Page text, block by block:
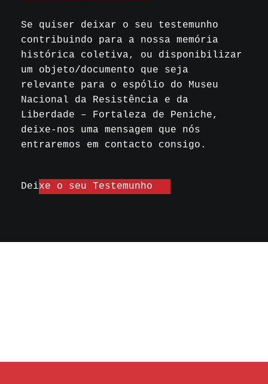
Se quiser deixar o seu testemunho
contribuindo para a nossa memória
histórica coletiva, ou disponibilizar
um objeto/documento que seja
relevante para o espólio do Museu
Nacional da Resistência e da
Liberdade – Fortaleza de Peniche,
deixe-nos uma mensagem que nós
entraremos em contacto consigo.
Deixe o seu Testemunho